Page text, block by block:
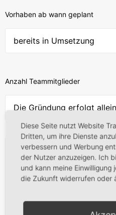
Vorhaben ab wann geplant
Anzahl Teammitglieder
Diese Seite nutzt Website
Dritten, um ihre Dienste
verbessern und Werbung
der Nutzer anzuzeigen. Ich
und kann meine
die Zukunft widerrufen oder